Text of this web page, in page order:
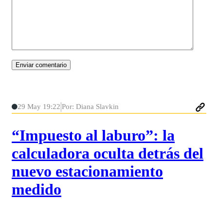
29 May 19:22 Por: Diana Slavkin
“Impuesto al laburo”: la
calculadora oculta detrás del
nuevo estacionamiento
medido